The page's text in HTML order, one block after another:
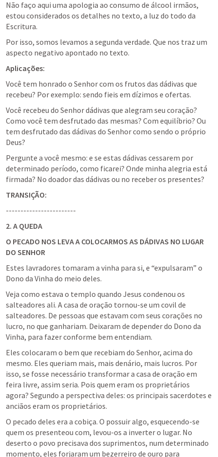
Não faço aqui uma apologia ao consumo de álcool irmãos,
estou considerados os detalhes no texto, a luz do todo da
Escritura.
Por isso, somos levamos a segunda verdade. Que nos traz um
aspecto negativo apontado no texto.
Aplicações:
Você tem honrado o Senhor com os frutos das dádivas que
recebeu? Por exemplo: sendo fieis em dízimos e ofertas.
Você recebeu do Senhor dádivas que alegram seu coração?
Como você tem desfrutado das mesmas? Com equilíbrio? Ou
tem desfrutado das dádivas do Senhor como sendo o próprio
Deus?
Pergunte a você mesmo: e se estas dádivas cessarem por
determinado período, como ficarei? Onde minha alegria está
firmada? No doador das dádivas ou no receber os presentes?
TRANSIÇÃO:
------------------------
2. A QUEDA
O PECADO NOS LEVA A COLOCARMOS AS DÁDIVAS NO LUGAR
DO SENHOR
Estes lavradores tomaram a vinha para si, e “expulsaram” o
Dono da Vinha do meio deles.
Veja como estava o templo quando Jesus condenou os
salteadores ali. A casa de oração tornou-se um covil de
salteadores. De pessoas que estavam com seus corações no
lucro, no que ganhariam. Deixaram de depender do Dono da
Vinha, para fazer conforme bem entendiam.
Eles colocaram o bem que recebiam do Senhor, acima do
mesmo. Eles queriam mais, mais denário, mais lucros. Por
isso, se fosse necessário transformar a casa de oração em
feira livre, assim seria. Pois quem eram os proprietários
agora? Segundo a perspectiva deles: os principais sacerdotes e
anciãos eram os proprietários.
O pecado deles era a cobiça. O possuir algo, esquecendo-se
quem os presenteou com, levou-os a inverter o lugar. No
deserto o povo precisava dos suprimentos, num determinado
momento, eles forjaram um bezerreiro de ouro para